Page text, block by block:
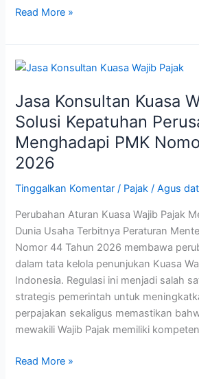
Read More »
Jasa Konsultan Kuasa
Solusi Kepatuhan
Menghadapi PMK
2026
Tinggalkan Komentar / Pajak /Agus
Perubahan Aturan Kuasa Wajib Pajak
Dunia Usaha Terbitnya Peraturan
Nomor 44 Tahun 2026 membawa
dalam tata kelola penunjukan Kuasa
Indonesia. Regulasi ini menjadi salah
strategis pemerintah untuk
perpajakan sekaligus memastikan
mewakili Wajib Pajak memiliki
Jasa
Kuasa
Wajib
Solusi
Kepatuhan
Perusahaan
Menghadapi
PMK
Nomor
44
Tahun
2026
Read More »